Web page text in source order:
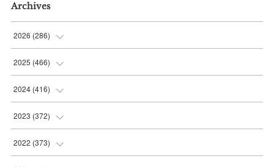
Archives
2026 (286)
(7)
(36
(37
(42
2025 (466)
(56
(37
(35
2024 (416)
(38
(39
2023 (372)
(31
2022 (373)